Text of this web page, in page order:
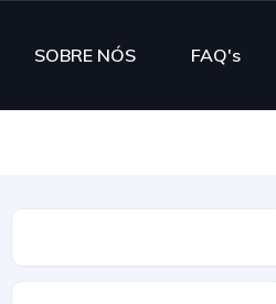
SOBRE NÓS FAQ's